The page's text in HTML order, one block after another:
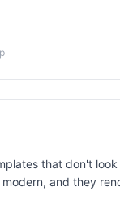
that don't
and they